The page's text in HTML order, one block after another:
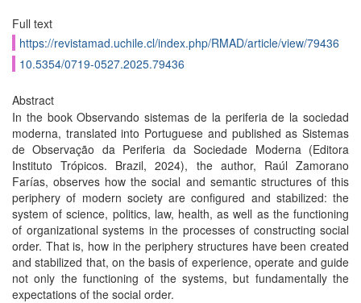
Full text
https://revistamad.uchile.cl/index.php/RMAD/article/view/79436
10.5354/0719-0527.2025.79436
Abstract
In the book Observando sistemas de la periferia de la sociedad
moderna, translated into Portuguese and published as Sistemas
de Observação da Periferia da Sociedade Moderna (Editora
Instituto Trópicos. Brazil, 2024), the author, Raúl Zamorano
Farías, observes how the social and semantic structures of this
periphery of modern society are configured and stabilized: the
system of science, politics, law, health, as well as the functioning
of organizational systems in the processes of constructing social
order. That is, how in the periphery structures have been created
and stabilized that, on the basis of experience, operate and guide
not only the functioning of the systems, but fundamentally the
expectations of the social order.